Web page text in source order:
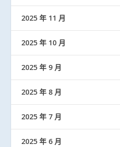
2025 年 11 月
2025 年 10 月
2025 年 9 月
2025 年 8 月
2025 年 7 月
2025 年 6 月